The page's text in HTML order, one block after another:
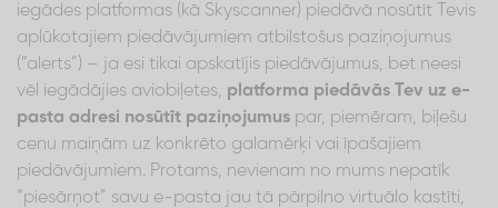
iegādes platformas (kā Skyscanner) piedāvā nosūtīt Tevis
aplūkotajiem piedāvājumiem atbilstošus paziņojumus
(“alerts”) – ja esi tikai apskatījis piedāvājumus, bet neesi
vēl iegādājies aviobiļetes, platforma piedāvās Tev uz e-
pasta adresi nosūtīt paziņojumus par, piemēram, biļešu
cenu maiņām uz konkrēto galamērķi vai īpašajiem
piedāvājumiem. Protams, nevienam no mums nepatīk
“piesārņot” savu e-pasta jau tā pārpilno virtuālo kastīti,